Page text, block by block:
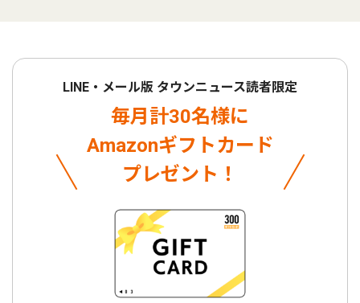
LINE・メール版 タウンニュース読者限定
毎月計30名様に
Amazonギフトカード
プレゼント！